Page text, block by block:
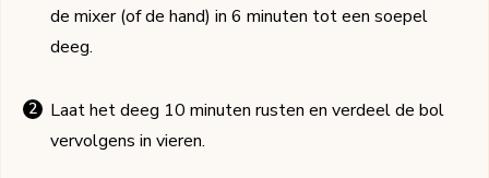
de mixer (of de hand) in 6 minuten tot een soepel
deeg.
Laat het deeg 10 minuten rusten en verdeel de bol
vervolgens in vieren.